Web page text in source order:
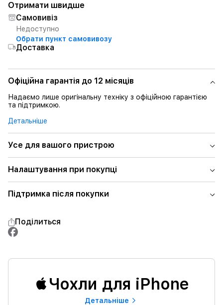
Отримати швидше
Самовивіз
Недоступно
Обрати пункт самовивозу
Доставка
Офіційна гарантія до 12 місяців
Надаємо лише оригінальну техніку з офіційною гарантією
та підтримкою.
Детальніше
Усе для вашого пристрою
Налаштування при покупці
Підтримка після покупки
Поділиться
Чохли для iPhone
Детальнiше